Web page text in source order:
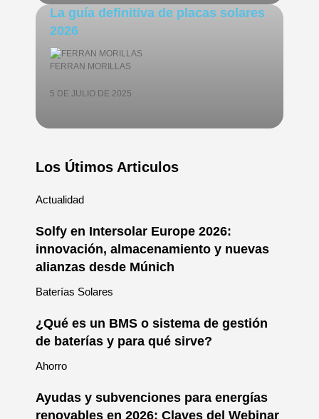
La guía definitiva de placas solares
2026
FERRAN MORILLAS
5 DE JULIO DE 2025
Los Útimos Articulos
Actualidad
Solfy en Intersolar Europe 2026:
innovación, almacenamiento y nuevas
alianzas desde Múnich
Baterías Solares
¿Qué es un BMS o sistema de gestión
de baterías y para qué sirve?
Ahorro
Ayudas y subvenciones para energías
renovables en 2026: Claves del Webinar